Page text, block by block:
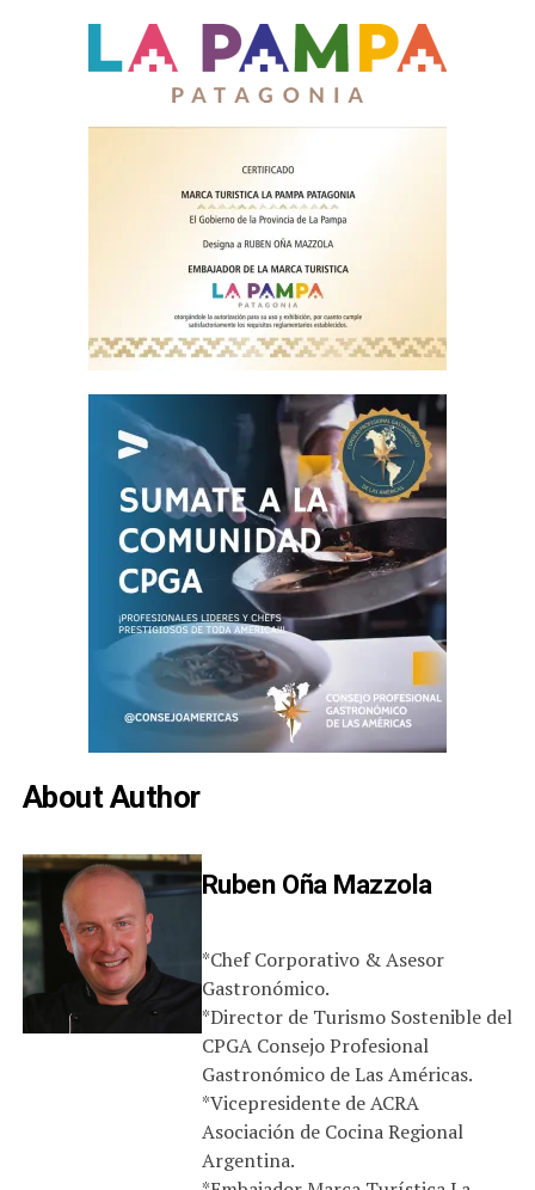
About Author
Ruben Oña Mazzola
*Chef Corporativo & Asesor
Gastronómico.
*Director de Turismo Sostenible del
CPGA Consejo Profesional
Gastronómico de Las Américas.
*Vicepresidente de ACRA
Asociación de Cocina Regional
Argentina.